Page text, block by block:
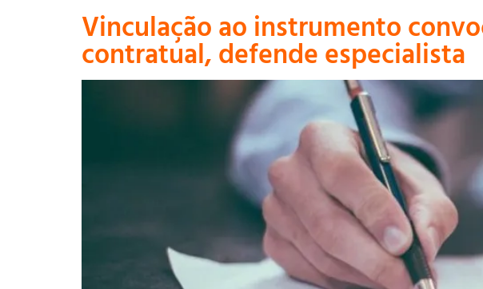
Vinculação ao instrumento
contratual, defende especialista